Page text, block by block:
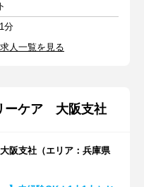
分
人一覧を見る
ーケア 大阪支社
阪支社（エリア：兵庫県